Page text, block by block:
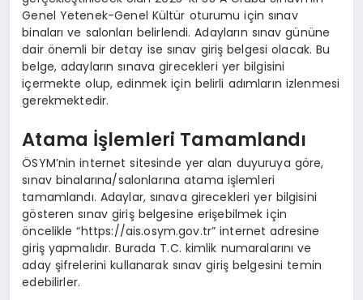
Genel Yetenek-Genel Kültür oturumu için sınav
binaları ve salonları belirlendi. Adayların sınav gününe
dair önemli bir detay ise sınav giriş belgesi olacak. Bu
belge, adayların sınava girecekleri yer bilgisini
içermekte olup, edinmek için belirli adımların izlenmesi
gerekmektedir.
Atama İşlemleri Tamamlandı
ÖSYM’nin internet sitesinde yer alan duyuruya göre,
sınav binalarına/salonlarına atama işlemleri
tamamlandı. Adaylar, sınava girecekleri yer bilgisini
gösteren sınav giriş belgesine erişebilmek için
öncelikle “https://ais.osym.gov.tr” internet adresine
giriş yapmalıdır. Burada T.C. kimlik numaralarını ve
aday şifrelerini kullanarak sınav giriş belgesini temin
edebilirler.